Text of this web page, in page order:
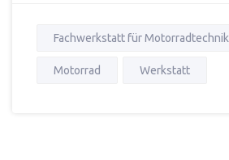
Fachwerkstatt für Motorradtechnik
Motorrad Werkstatt